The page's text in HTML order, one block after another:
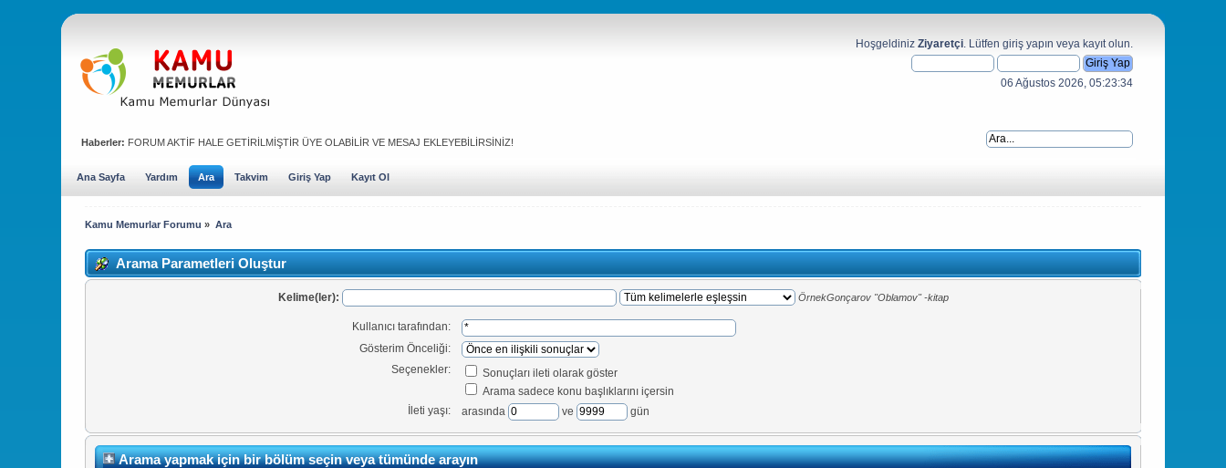
Hoşgeldiniz Ziyaretçi. Lütfen giriş yapın veya kayıt olun.
06 Ağustos 2026, 05:23:34
Haberler: FORUM AKTİF HALE GETİRİLMİŞTİR ÜYE OLABİLİR VE MESAJ EKLEYEBİLİRSİNİZ!
Ana Sayfa Yardım Ara Takvim Giriş Yap Kayıt Ol
Kamu Memurlar Forumu » Ara
Arama Parametleri Oluştur
Kelime(ler): ÖrnekGonçarov "Oblamov" -kitap
Kullanıcı tarafından:
Gösterim Önceliği:
Seçenekler:
Sonuçları ileti olarak göster
Arama sadece konu başlıklarını içersin
İleti yaşı:
arasında ve gün
Arama yapmak için bir bölüm seçin veya tümünde arayın